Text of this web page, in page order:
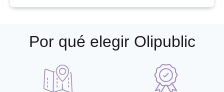
Por qué elegir Olipublic